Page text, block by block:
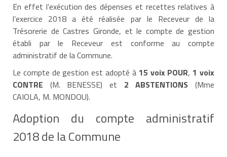
En effet l’exécution des dépenses et recettes relatives à
l’exercice 2018 a été réalisée par le Receveur de la
Trésorerie de Castres Gironde, et le compte de gestion
établi par le Receveur est conforme au compte
administratif de la Commune.
Le compte de gestion est adopté à 15 voix POUR, 1 voix
CONTRE (M. BENESSE) et 2 ABSTENTIONS (Mme
CAIOLA, M. MONDOU).
Adoption du compte administratif
2018 de la Commune